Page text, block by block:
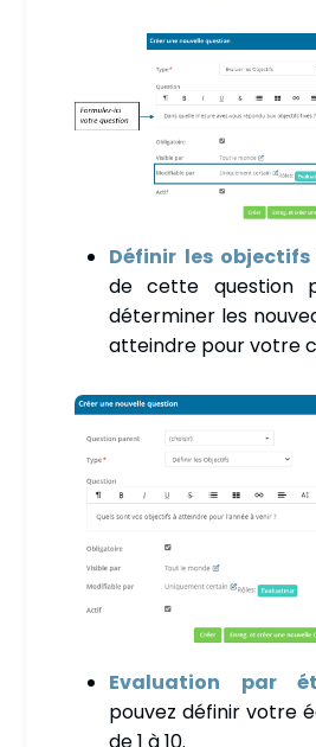
Définir les objectifs
de cette question
déterminer les
atteindre pour votre
Evaluation par
pouvez définir votre